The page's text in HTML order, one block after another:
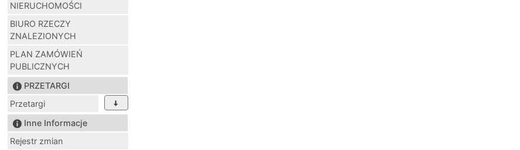
NIERUCHOMOŚCI
BIURO RZECZY
ZNALEZIONYCH
PLAN ZAMÓWIEŃ
PUBLICZNYCH
PRZETARGI
Przetargi
Inne Informacje
Rejestr zmian